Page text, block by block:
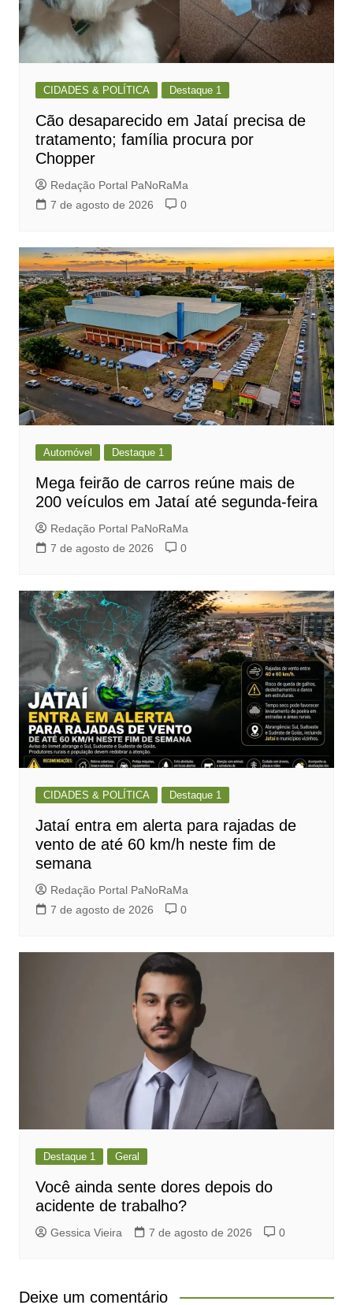
CIDADES & POLÍTICA Destaque 1
Cão desaparecido em Jataí precisa de
tratamento; família procura por
Chopper
Redação Portal PaNoRaMa
7 de agosto de 2026
0
Automóvel Destaque 1
Mega feirão de carros reúne mais de
200 veículos em Jataí até segunda-feira
Redação Portal PaNoRaMa
7 de agosto de 2026
0
CIDADES & POLÍTICA Destaque 1
Jataí entra em alerta para rajadas de
vento de até 60 km/h neste fim de
semana
Redação Portal PaNoRaMa
7 de agosto de 2026
0
Destaque 1 Geral
Você ainda sente dores depois do
acidente de trabalho?
Gessica Vieira 7 de agosto de 2026 0
Deixe um comentário